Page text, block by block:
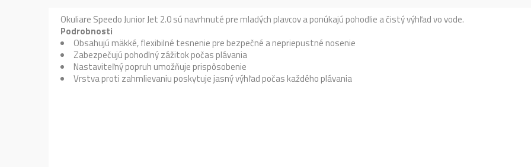
Okuliare Speedo Junior Jet 2.0 sú navrhnuté pre mladých plavcov a ponúkajú pohodlie a čistý výhľad vo vode.
Podrobnosti
Obsahujú mäkké, flexibilné tesnenie pre bezpečné a nepriepustné nosenie
Zabezpečujú pohodlný zážitok počas plávania
Nastaviteľný popruh umožňuje prispôsobenie
Vrstva proti zahmlievaniu poskytuje jasný výhľad počas každého plávania